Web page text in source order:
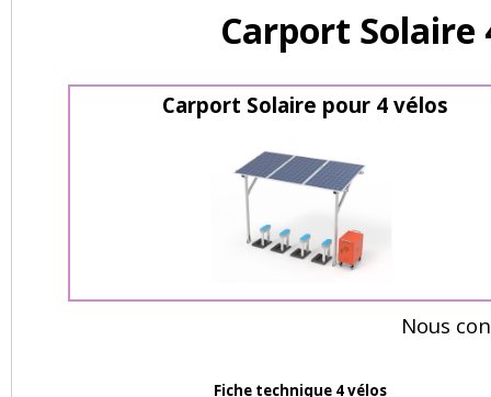
Carport Solaire
Carport Solaire pour 4 vélos
Nous
Fiche technique 4 vélos